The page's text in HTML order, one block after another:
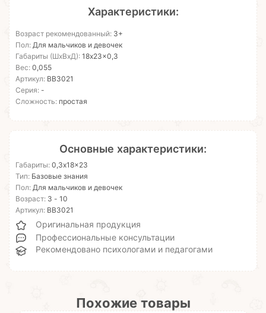
Характеристики:
Возраст рекомендованный: 3+
Пол: Для мальчиков и девочек
Габариты (ШхВхД): 18x23x0,3
Вес: 0,055
Артикул: ВВ3021
Серия: -
Сложность: простая
Основные характеристики:
Габариты: 0,3x18x23
Тип: Базовые знания
Пол: Для мальчиков и девочек
Возраст: 3 - 10
Артикул: ВВ3021
Оригинальная продукция
Профессиональные консультации
Рекомендовано психологами и педагогами
Похожие товары